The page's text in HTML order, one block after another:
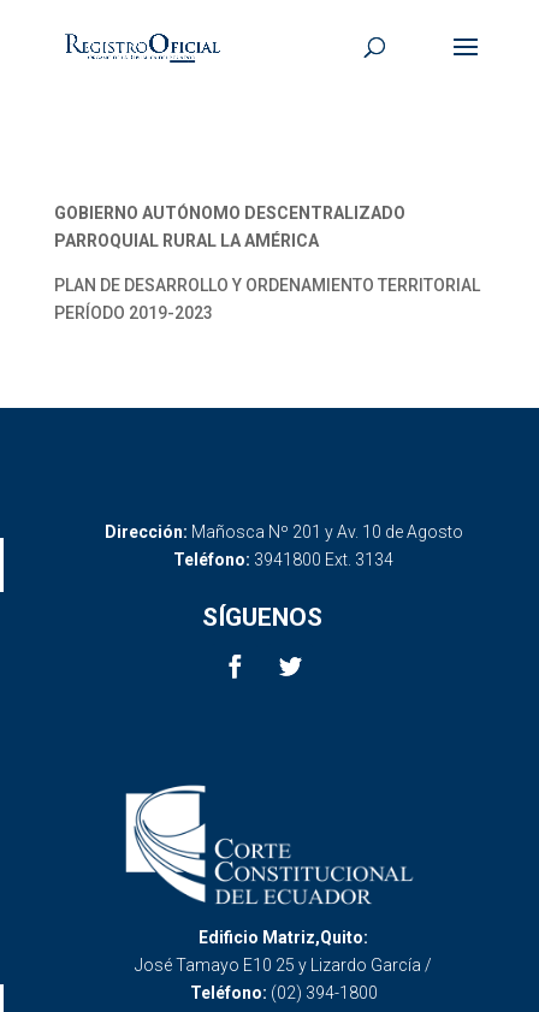
GOBIERNO AUTÓNOMO DESCENTRALIZADO
PARROQUIAL RURAL LA AMÉRICA
PLAN DE DESARROLLO Y ORDENAMIENTO TERRITORIAL
PERÍODO 2019-2023
Dirección: Mañosca Nº 201 y Av. 10 de Agosto
Teléfono: 3941800 Ext. 3134
SÍGUENOS
Edificio Matriz,Quito:
José Tamayo E10 25 y Lizardo García /
Teléfono: (02) 394-1800